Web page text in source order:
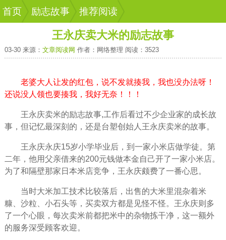
首页 励志故事 推荐阅读
王永庆卖大米的励志故事
03-30 来源： 文章阅读网 作者：网络整理 阅读：3523
老婆大人让发的红包，说不发就揍我，我也没办法呀！
还说没人领也要揍我，我好无奈！！！
王永庆卖米的励志故事,工作后看过不少企业家的成长故
事，但记忆最深刻的，还是台塑创始人王永庆卖米的故事。
王永庆永庆15岁小学毕业后，到一家小米店做学徒。第
二年，他用父亲借来的200元钱做本金自己开了一家小米店。
为了和隔壁那家日本米店竞争，王永庆颇费了一番心思。
当时大米加工技术比较落后，出售的大米里混杂着米
糠、沙粒、小石头等，买卖双方都是见怪不怪。王永庆则多
了一个心眼，每次卖米前都把米中的杂物拣干净，这一额外
的服务深受顾客欢迎。